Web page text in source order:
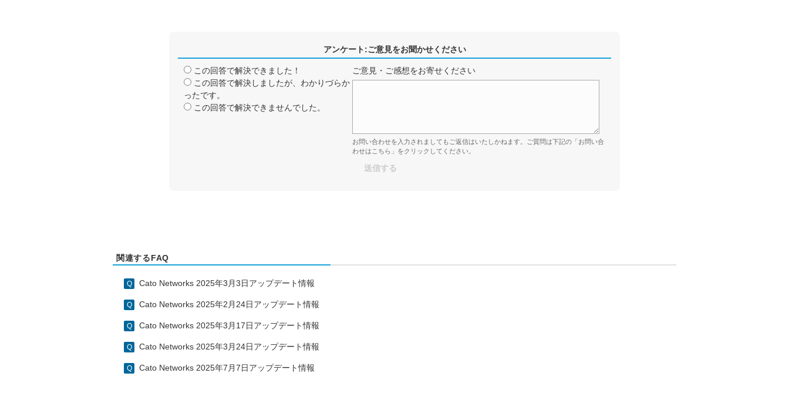
アンケート:ご意見をお聞かせください
この回答で解決できました！
この回答で解決しましたが、わかりづらか
ったです。
この回答で解決できませんでした。
ご意見・ご感想をお寄せください
お問い合わせを入力されましてもご返信はいたしかねます。ご質問は下記の「お問い合
わせはこちら」をクリックしてください。
関連するFAQ
Cato Networks 2025年3月3日アップデート情報
Cato Networks 2025年2月24日アップデート情報
Cato Networks 2025年3月17日アップデート情報
Cato Networks 2025年3月24日アップデート情報
Cato Networks 2025年7月7日アップデート情報